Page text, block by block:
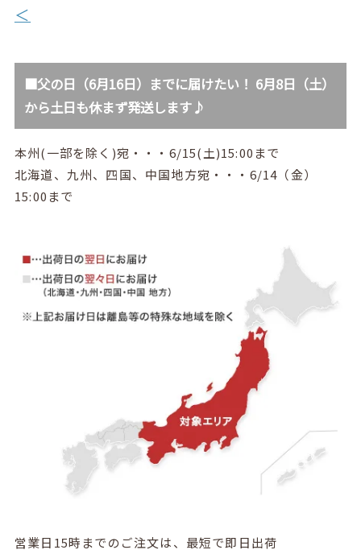
＜
■父の日（6月16日）までに届けたい！ 6月8日（土）
から土日も休まず発送します♪
本州(一部を除く)宛・・・6/15(土)15:00まで
北海道、九州、四国、中国地方宛・・・6/14（金）
15:00まで
営業日15時までのご注文は、最短で即日出荷